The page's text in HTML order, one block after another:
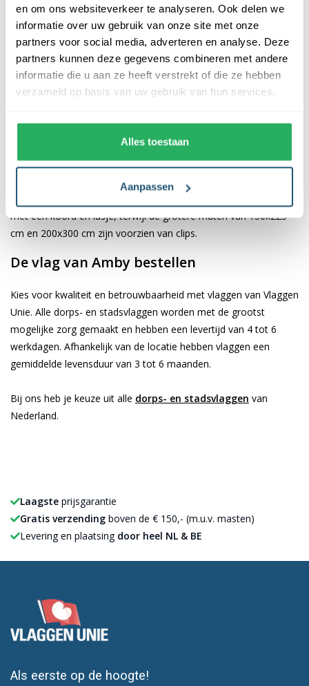
en om ons websiteverkeer te analyseren. Ook delen we
informatie over uw gebruik van onze site met onze
partners voor social media, adverteren en analyse. Deze
partners kunnen deze gegevens combineren met andere
informatie die u aan ze heeft verstrekt of die ze hebben
verzameld op basis van uw gebruik van hun services.
Alles toestaan
Aanpassen
De afwerking van onze vlaggen is van hoge kwaliteit. Ze zijn
voorzien van een sterke kopband en een dubbele stiknaad, wat
bijdraagt aan hun duurzaamheid en stevigheid. Wij bieden de
vlag vanAmbyaan in verschillende afmetingen, namelijk 40x60
cm, 70x100 cm, 100x150 cm, 150x225 cm en 200x300 cm.
Afhankelijk van de afmetingen die je kiest, worden de vlaggen
voorzien van verschillende bevestigingsmogelijkheden. De
met een koord en lusje, terwijl de grotere maten van 150x225
cm en 200x300 cm zijn voorzien van clips.
De vlag van Amby bestellen
Kies voor kwaliteit en betrouwbaarheid met vlaggen van Vlaggen
Unie. Alle dorps- en stadsvlaggen worden met de grootst
mogelijke zorg gemaakt en hebben een levertijd van 4 tot 6
werkdagen. Afhankelijk van de locatie hebben vlaggen een
gemiddelde levensduur van 3 tot 6 maanden.
Bij ons heb je keuze uit alle dorps- en stadsvlaggen van
Nederland.
Laagste prijsgarantie
Gratis verzending boven de € 150,- (m.u.v. masten)
Levering en plaatsing door heel NL & BE
Als eerste op de hoogte!